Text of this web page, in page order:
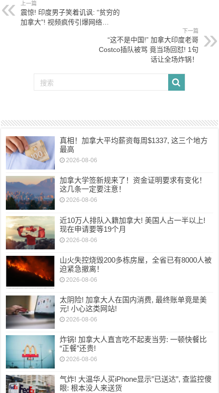
上一篇
震惊! 印度男子笑着讥讽: “贫穷的
加拿大”! 视频疯传引爆网络…
下一篇
“这不是中国!” 加拿大印度老哥
Costco插队被骂 竟当场回怼! 1句
话让全场炸锅！
真相！加拿大平均薪资每周$1337, 这三个地方
最高
2026-08-06
加拿大学签新规来了！资金证明要求有变化！
这几条一定要注意！
2026-08-06
近10万人排队入籍加拿大! 美国人占一半以上!
现在申请要等19个月
2026-08-06
山火失控烧毁200多栋房屋，全省已有8000人被
迫紧急撤离！
2026-08-06
太阴险! 加拿大人在国内消费, 最终账单竟是美
元! 小心这类网站!
2026-08-06
炸锅! 加拿大人直言吃不起麦当劳: 一顿快餐比
“正餐”还贵!
2026-08-06
气炸! 大温华人买iPhone显示”已送达”, 查监控傻
眼: 根本没人来送货